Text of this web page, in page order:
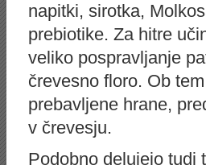
napitki, sirotka,
prebiotike. Za hitre
veliko pospravljanje
črevesno floro. Ob
prebavljene hrane,
v črevesju.
Podobno delujejo tudi